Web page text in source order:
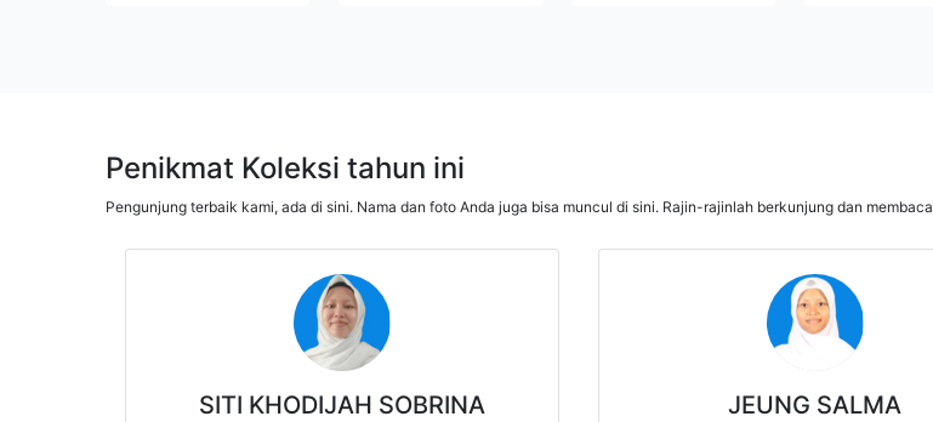
Penikmat Koleksi tahun ini
Pengunjung terbaik kami, ada di sini. Nama dan foto Anda juga bisa muncul di sini. Rajin-rajinlah berkunjung dan membaca
SITI KHODIJAH SOBRINA JEUNG SALMA